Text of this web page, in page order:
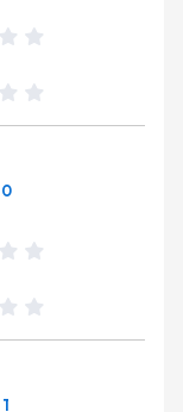
0
1